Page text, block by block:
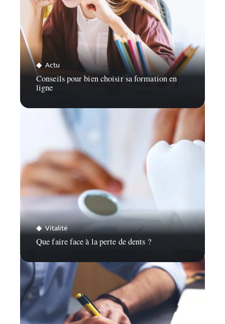
Actu
Conseils pour bien choisir sa formation en
ligne
Vitalité
Que faire face à la perte de dents ?